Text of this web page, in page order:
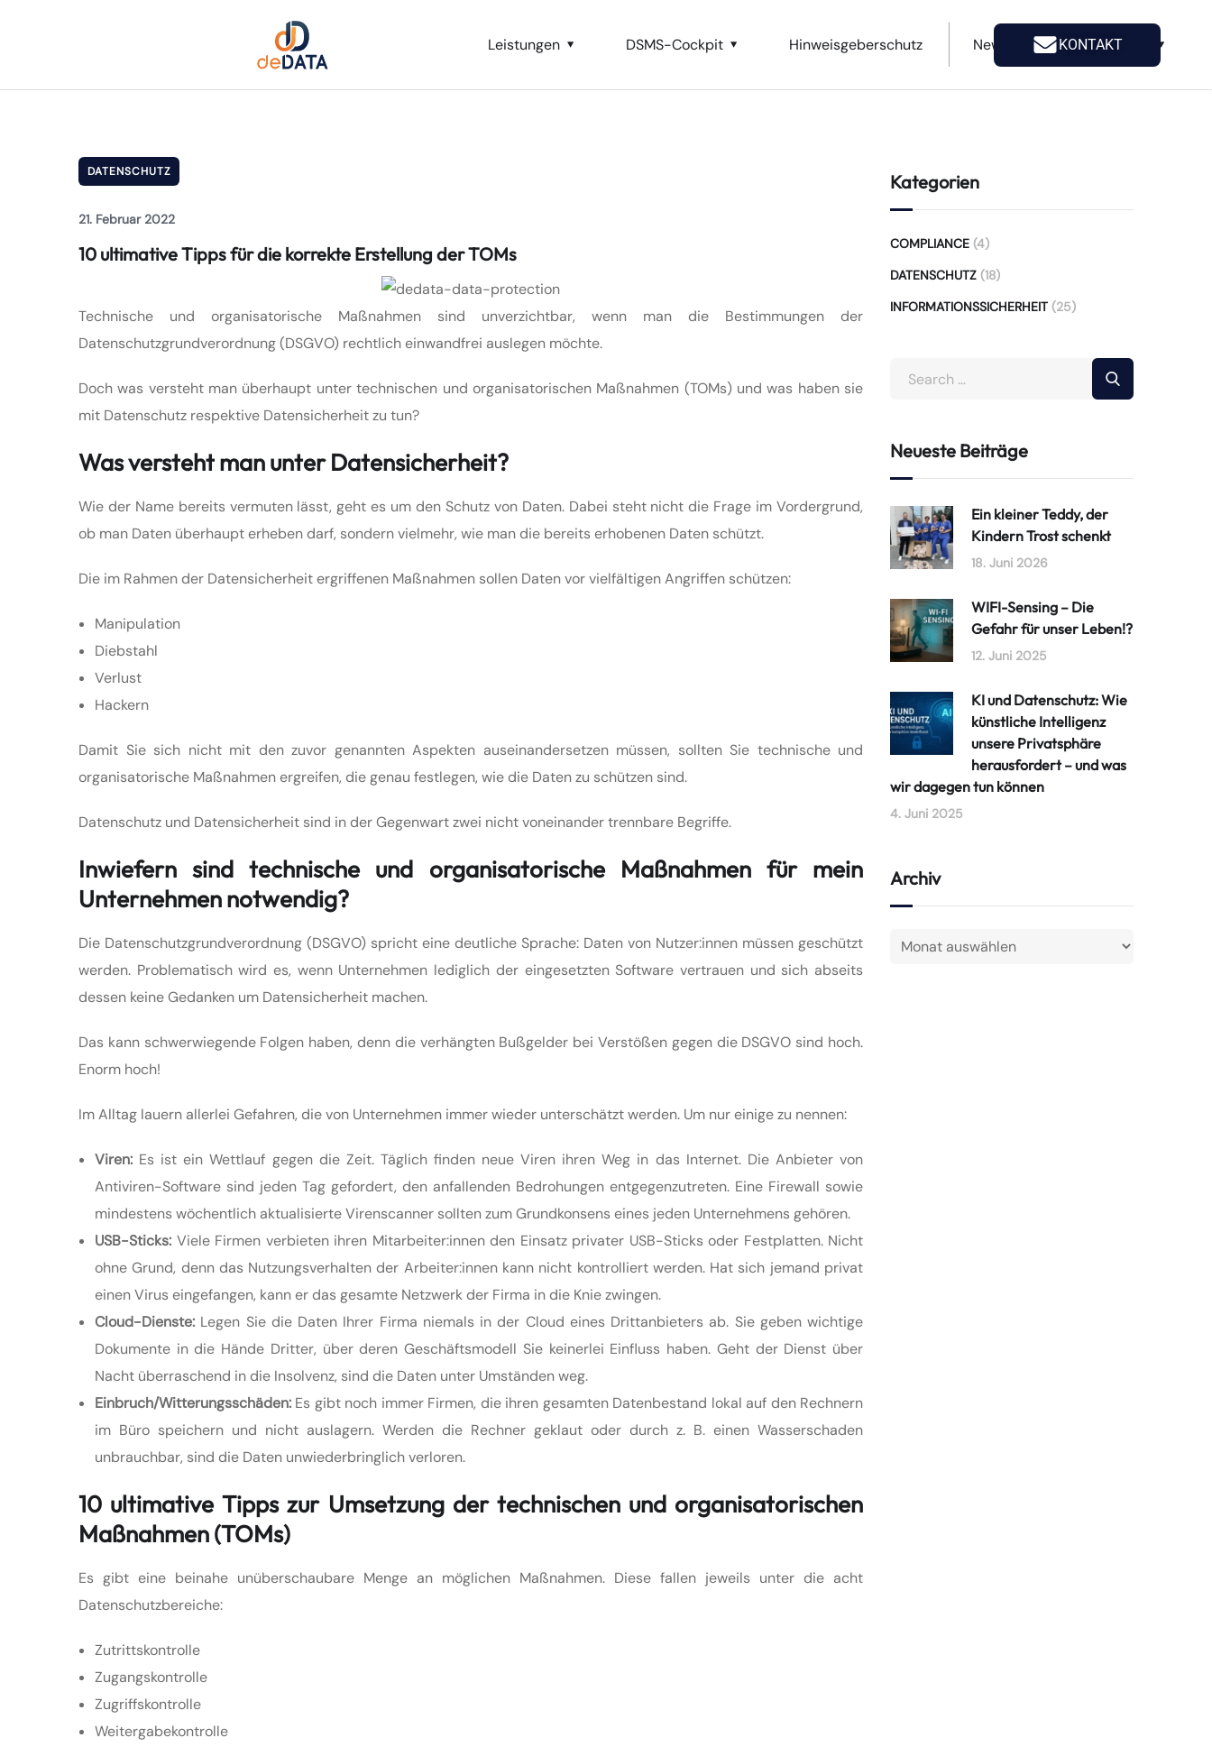
Leistungen DSMS-Cockpit Hinweisgeberschutz News Unternehmen
KONTAKT
DATENSCHUTZ
21. Februar 2022
10 ultimative Tipps für die korrekte Erstellung der TOMs
Technische und organisatorische Maßnahmen sind unverzichtbar, wenn man die Bestimmungen der
Datenschutzgrundverordnung (DSGVO) rechtlich einwandfrei auslegen möchte.
Doch was versteht man überhaupt unter technischen und organisatorischen Maßnahmen (TOMs) und was haben sie
mit Datenschutz respektive Datensicherheit zu tun?
Was versteht man unter Datensicherheit?
Wie der Name bereits vermuten lässt, geht es um den Schutz von Daten. Dabei steht nicht die Frage im Vordergrund,
ob man Daten überhaupt erheben darf, sondern vielmehr, wie man die bereits erhobenen Daten schützt.
Die im Rahmen der Datensicherheit ergriffenen Maßnahmen sollen Daten vor vielfältigen Angriffen schützen:
Manipulation
Diebstahl
Verlust
Hackern
Damit Sie sich nicht mit den zuvor genannten Aspekten auseinandersetzen müssen, sollten Sie technische und
organisatorische Maßnahmen ergreifen, die genau festlegen, wie die Daten zu schützen sind.
Datenschutz und Datensicherheit sind in der Gegenwart zwei nicht voneinander trennbare Begriffe.
Inwiefern sind technische und organisatorische Maßnahmen für mein
Unternehmen notwendig?
Die Datenschutzgrundverordnung (DSGVO) spricht eine deutliche Sprache: Daten von Nutzer:innen müssen geschützt
werden. Problematisch wird es, wenn Unternehmen lediglich der eingesetzten Software vertrauen und sich abseits
dessen keine Gedanken um Datensicherheit machen.
Das kann schwerwiegende Folgen haben, denn die verhängten Bußgelder bei Verstößen gegen die DSGVO sind hoch.
Enorm hoch!
Im Alltag lauern allerlei Gefahren, die von Unternehmen immer wieder unterschätzt werden. Um nur einige zu nennen:
Viren: Es ist ein Wettlauf gegen die Zeit. Täglich finden neue Viren ihren Weg in das Internet. Die Anbieter von
Antiviren-Software sind jeden Tag gefordert, den anfallenden Bedrohungen entgegenzutreten. Eine Firewall sowie
mindestens wöchentlich aktualisierte Virenscanner sollten zum Grundkonsens eines jeden Unternehmens gehören.
USB-Sticks: Viele Firmen verbieten ihren Mitarbeiter:innen den Einsatz privater USB-Sticks oder Festplatten. Nicht
ohne Grund, denn das Nutzungsverhalten der Arbeiter:innen kann nicht kontrolliert werden. Hat sich jemand privat
einen Virus eingefangen, kann er das gesamte Netzwerk der Firma in die Knie zwingen.
Cloud-Dienste: Legen Sie die Daten Ihrer Firma niemals in der Cloud eines Drittanbieters ab. Sie geben wichtige
Dokumente in die Hände Dritter, über deren Geschäftsmodell Sie keinerlei Einfluss haben. Geht der Dienst über
Nacht überraschend in die Insolvenz, sind die Daten unter Umständen weg.
Einbruch/Witterungsschäden: Es gibt noch immer Firmen, die ihren gesamten Datenbestand lokal auf den Rechnern
im Büro speichern und nicht auslagern. Werden die Rechner geklaut oder durch z. B. einen Wasserschaden
unbrauchbar, sind die Daten unwiederbringlich verloren.
10 ultimative Tipps zur Umsetzung der technischen und organisatorischen
Maßnahmen (TOMs)
Es gibt eine beinahe unüberschaubare Menge an möglichen Maßnahmen. Diese fallen jeweils unter die acht
Datenschutzbereiche:
Zutrittskontrolle
Zugangskontrolle
Zugriffskontrolle
Weitergabekontrolle
Kategorien
COMPLIANCE (4)
DATENSCHUTZ (18)
INFORMATIONSSICHERHEIT (25)
Neueste Beiträge
Ein kleiner Teddy, der
Kindern Trost schenkt
18. Juni 2026
WIFI-Sensing – Die
Gefahr für unser Leben!?
12. Juni 2025
KI und Datenschutz: Wie
künstliche Intelligenz
unsere Privatsphäre
herausfordert – und was
wir dagegen tun können
4. Juni 2025
Archiv